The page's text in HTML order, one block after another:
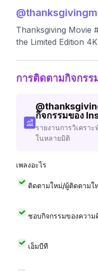
@
Thanksgiving Movie
the Limited Edition
การติดตามกิจกร
@
กิจกรรมของ
รายงานการวิเครา
ในหลายมิติ
เพลงอะไร
ติดตามใหม่/ผู้ติดตามใ
ชอบกิจกรรมของความ
เอ็มบีที